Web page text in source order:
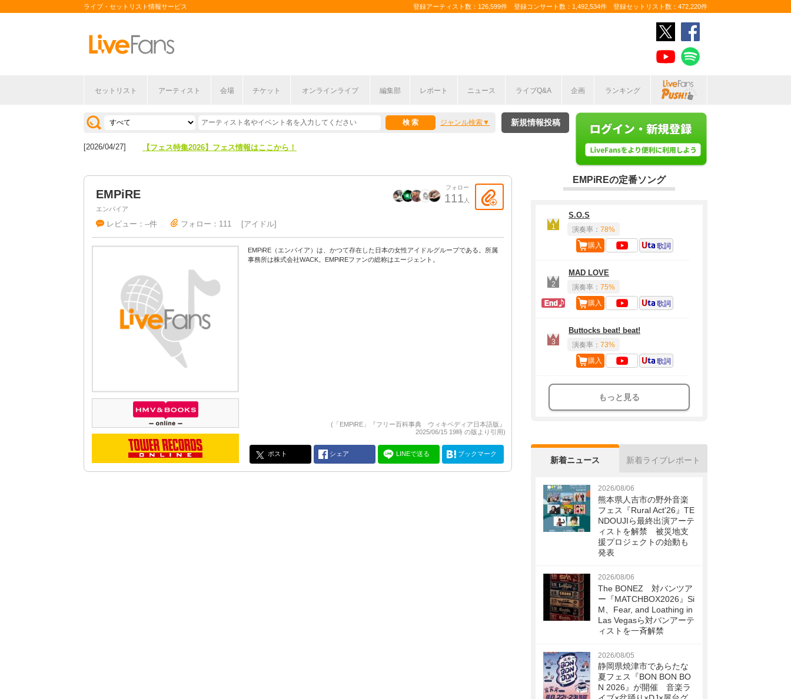
ライブ・セットリスト情報サービス 登録アーティスト数：126,599件 登録コンサート数：1,492,534件 登録セットリスト数：472,220件
セットリスト アーティスト 会場 チケット オンラインライブ 編集部 レポート ニュース ライブQ&A 企画 ランキング
ジャンル検索
[2026/07/28] 【ライブ動員ランキング】2026年上半期編発表！
[2026/04/27] 【フェス特集2026】フェス情報はここから！
新規情報投稿
EMPiRE
エンパイア
フォロー
111 人
レビュー：--件 フォロー：111 アイドル
EMPiRE（エンパイア）は、かつて存在した日本の女性アイドルグループである。所属
事務所は株式会社WACK。EMPiREファンの総称はエージェント。
(「EMPiRE」『フリー百科事典 ウィキペディア日本語版』
2025/06/15 19時 の版より引用)
ポスト シェア LINEで送る ブックマーク
EMPiREの定番ソング
1
S.O.S
演奏率： 78%
購入 歌詞
2
MAD LOVE
演奏率： 75%
ラスト定番
購入 歌詞
3
Buttocks beat! beat!
演奏率： 73%
購入 歌詞
もっと見る
新着ニュース 新着ライブレポート
2026/08/06
熊本県人吉市の野外音楽
フェス『Rural Act'26』TE
NDOUJIら最終出演アーテ
ィストを解禁 被災地支
援プロジェクトの始動も
発表
2026/08/06
The BONEZ 対バンツア
ー『MATCHBOX2026』Si
M、Fear, and Loathing in
Las Vegasら対バンアーテ
ィストを一斉解禁
2026/08/05
静岡県焼津市であらたな
夏フェス『BON BON BO
N 2026』が開催 音楽ラ